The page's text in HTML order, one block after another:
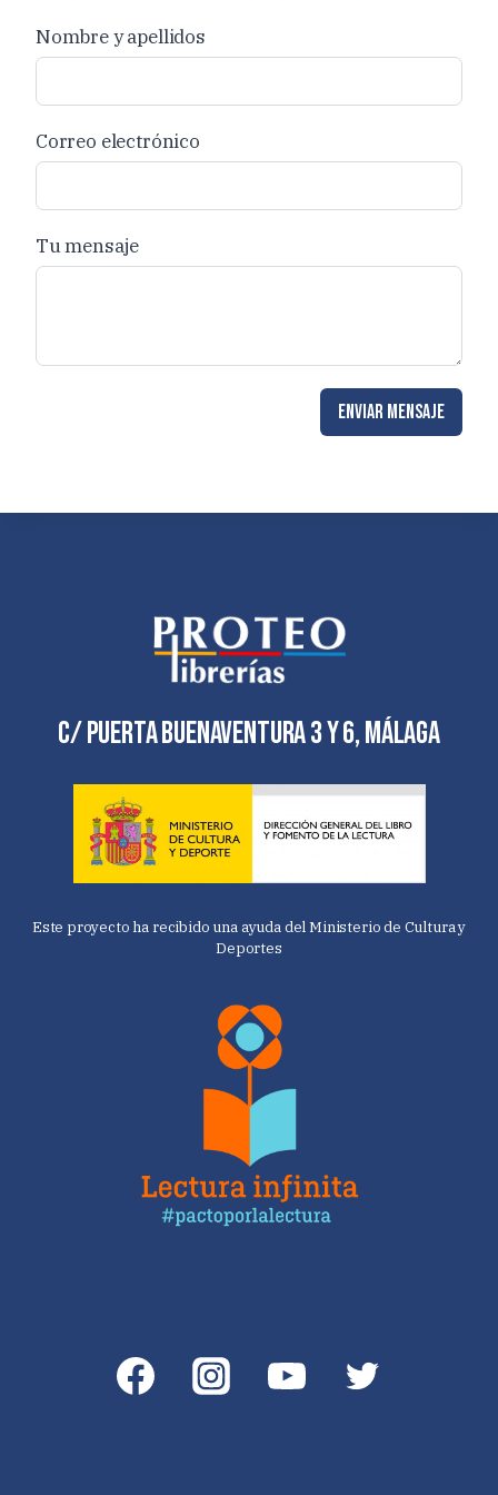
Nombre y apellidos
Correo electrónico
Tu mensaje
Enviar mensaje
C/ Puerta Buenaventura 3 y 6, Málaga
Este proyecto ha recibido una ayuda del Ministerio de Cultura y
Deportes